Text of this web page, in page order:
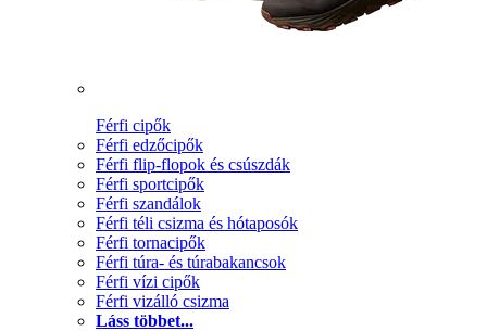
Férfi cipők
Férfi edzőcipők
Férfi flip-flopok és csúszdák
Férfi sportcipők
Férfi szandálok
Férfi téli csizma és hótaposók
Férfi tornacipők
Férfi túra- és túrabakancsok
Férfi vízi cipők
Férfi vizálló csizma
Láss többet...